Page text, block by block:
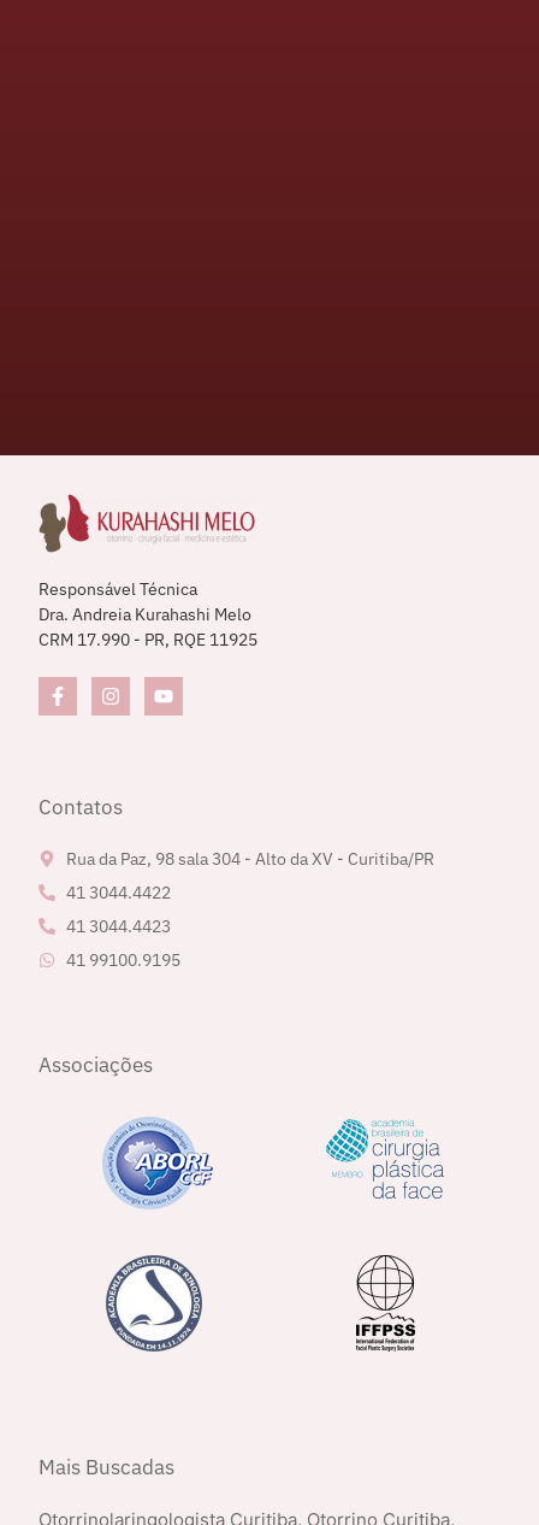
Responsável Técnica
Dra. Andreia Kurahashi Melo
CRM 17.990 - PR, RQE 11925
Contatos
Rua da Paz, 98 sala 304 - Alto da XV - Curitiba/PR
41 3044.4422
41 3044.4423
41 99100.9195
Associações
Mais Buscadas
Otorrinolaringologista Curitiba, Otorrino Curitiba,